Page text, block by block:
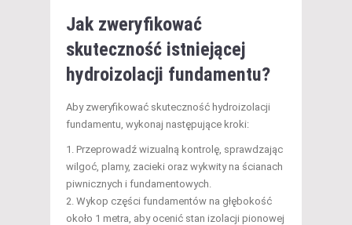
Jak zweryfikować
skuteczność istniejącej
hydroizolacji fundamentu?
Aby zweryfikować skuteczność hydroizolacji
fundamentu, wykonaj następujące kroki:
Przeprowadź wizualną kontrolę, sprawdzając
wilgoć, plamy, zacieki oraz wykwity na ścianach
piwnicznych i fundamentowych.
Wykop części fundamentów na głębokość
około 1 metra, aby ocenić stan izolacji pionowej